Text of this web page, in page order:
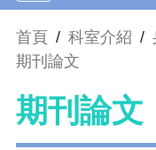
首頁 / 科室介紹 /
期刊論文
期刊論文